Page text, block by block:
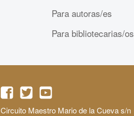
Para autoras/es
Para bibliotecarias/os
Circuito Maestro Mario de la Cueva s/n